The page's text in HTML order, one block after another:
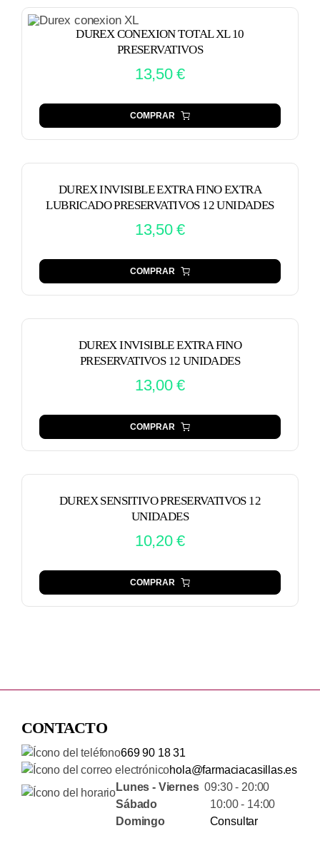
DUREX CONEXION TOTAL XL 10
PRESERVATIVOS
13,50€
COMPRAR
DUREX INVISIBLE EXTRA FINO EXTRA
LUBRICADO PRESERVATIVOS 12 UNIDADES
13,50€
COMPRAR
DUREX INVISIBLE EXTRA FINO
PRESERVATIVOS 12 UNIDADES
13,00€
COMPRAR
DUREX SENSITIVO PRESERVATIVOS 12
UNIDADES
10,20€
COMPRAR
CONTACTO
669 90 18 31
hola@farmaciacasillas.es
Lunes - Viernes09:30 - 20:00
Sábado 10:00 - 14:00
Domingo
Consultar